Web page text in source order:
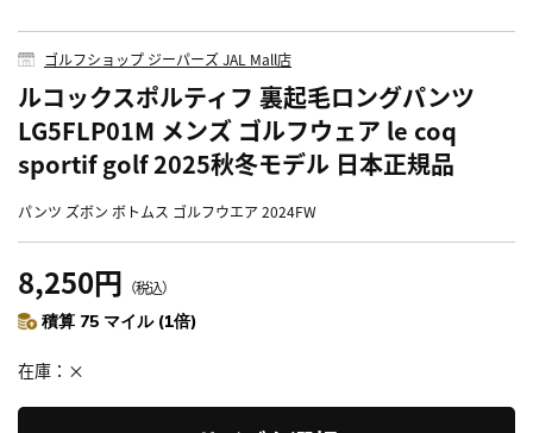
ゴルフショップ ジーパーズ JAL Mall店
ルコックスポルティフ 裏起毛ロングパンツ
LG5FLP01M メンズ ゴルフウェア le coq
sportif golf 2025秋冬モデル 日本正規品
パンツ ズボン ボトムス ゴルフウエア 2024FW
8,250円 （税込）
積算 75 マイル (1倍)
在庫 ×